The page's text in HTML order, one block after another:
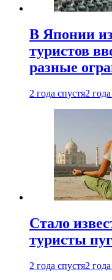
В Японии
туристов
разные
2 года спустя2
Стало
туристы
2 года спустя2